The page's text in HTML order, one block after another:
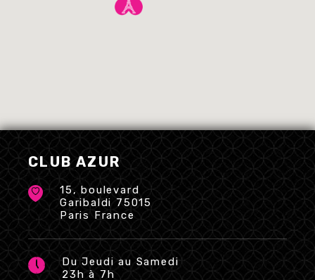
CLUB AZUR
15, boulevard
Garibaldi 75015
Paris France
Du Jeudi au Samedi
23h à 7h